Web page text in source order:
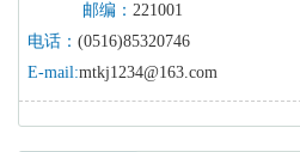
邮编： 221001
电话： (0516)85320746
E-mail:mtkj1234@163.com